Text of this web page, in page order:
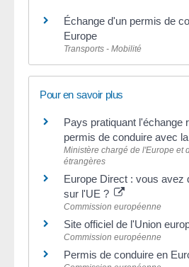
Échange d'un permis de
Europe
Transports - Mobilité
Pour en savoir plus
Pays pratiquant l'échange
permis de conduire avec
Ministère chargé de l'Europe et
étrangères
Europe Direct : vous avez
sur l'UE ?
Commission européenne
Site officiel de l'Union
Commission européenne
Permis de conduire en